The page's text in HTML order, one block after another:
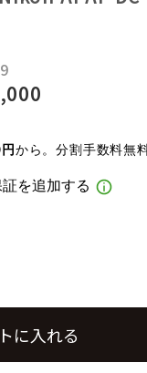
から。分割手数料無
に入れる